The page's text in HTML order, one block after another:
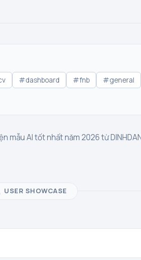
#dashboard #fnb #general
mẫu AI tốt nhất năm 2026 từ
USER SHOWCASE